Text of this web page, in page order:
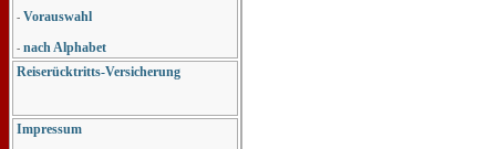
- Vorauswahl
- nach Alphabet
Reiserücktritts-Versicherung
Impressum